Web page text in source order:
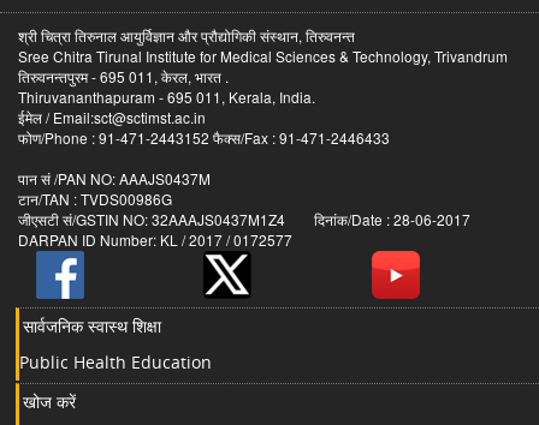
श्री चित्रा तिरुनाल आयुर्विज्ञान और प्रौद्योगिकी संस्थान, तिरुवनन्त
Sree Chitra Tirunal Institute for Medical Sciences & Technology, Trivandrum
तिरुवनन्तपुरम - 695 011, केरल, भारत .
Thiruvananthapuram - 695 011, Kerala, India.
ईमेल / Email:sct@sctimst.ac.in
फोण/Phone : 91-471-2443152 फैक्स/Fax : 91-471-2446433
पान सं /PAN NO: AAAJS0437M
टान/TAN : TVDS00986G
जीएसटी सं/GSTIN NO: 32AAAJS0437M1Z4 दिनांक/Date : 28-06-2017
DARPAN ID Number: KL / 2017 / 0172577
सार्वजनिक स्वास्थ शिक्षा
Public Health Education
खोज करें